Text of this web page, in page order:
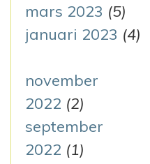
mars 2023 (5)
januari 2023 (4)
november
2022 (2)
september
2022 (1)